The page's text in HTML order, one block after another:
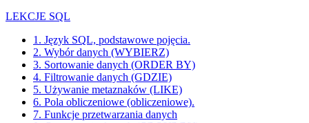
LEKCJE SQL
1. Język SQL, podstawowe pojęcia.
2. Wybór danych (WYBIERZ)
3. Sortowanie danych (ORDER BY)
4. Filtrowanie danych (GDZIE)
5. Używanie metaznaków (LIKE)
6. Pola obliczeniowe (obliczeniowe).
7. Funkcje przetwarzania danych